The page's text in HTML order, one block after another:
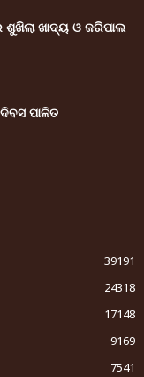
ଖାଦ୍ୟ ଓ ଜରିପାଲ
ପାଳିତ
39191
24318
17148
9169
7541